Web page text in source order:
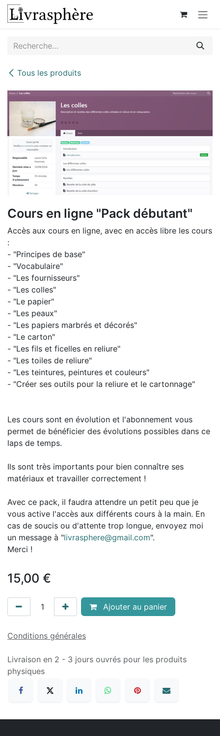
Se rendre au contenu
Tous les produits
Cours en ligne "Pack débutant"
Accès aux cours en ligne, avec en accès libre les cours
:
- "Principes de base"
- "Vocabulaire"
- "Les fournisseurs"
- "Les colles"
- "Le papier"
- "Les peaux"
- "Les papiers marbrés et décorés"
- "Le carton"
- "Les fils et ficelles en reliure"
- "Les toiles de reliure"
- "Les teintures, peintures et couleurs"
- "Créer ses outils pour la reliure et le cartonnage"
Les cours sont en évolution et l'abonnement vous
permet de bénéficier des évolutions possibles dans ce
laps de temps.
Ils sont très importants pour bien connaître ses
matériaux et travailler correctement !
Avec ce pack, il faudra attendre un petit peu que je
vous active l'accès aux différents cours à la main. En
cas de soucis ou d'attente trop longue, envoyez moi
un message à "livrasphere@gmail.com".
Merci !
15,00 €
Ajouter au panier
Conditions générales
Livraison en 2 - 3 jours ouvrés pour les produits
physiques